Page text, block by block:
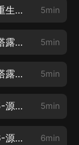
博士的人生重開模擬器-002-重生的羅曼（下） 5min
博士的人生重開模擬器-003-塔露拉和阿麗娜（上） 5min
博士的人生重開模擬器-004-塔露拉和阿麗娜（下） 5min
博士的人生重新開模擬器-005-源石技藝（上） 5min
博士的人生重新開模擬器-006-源石技藝（下） 6min